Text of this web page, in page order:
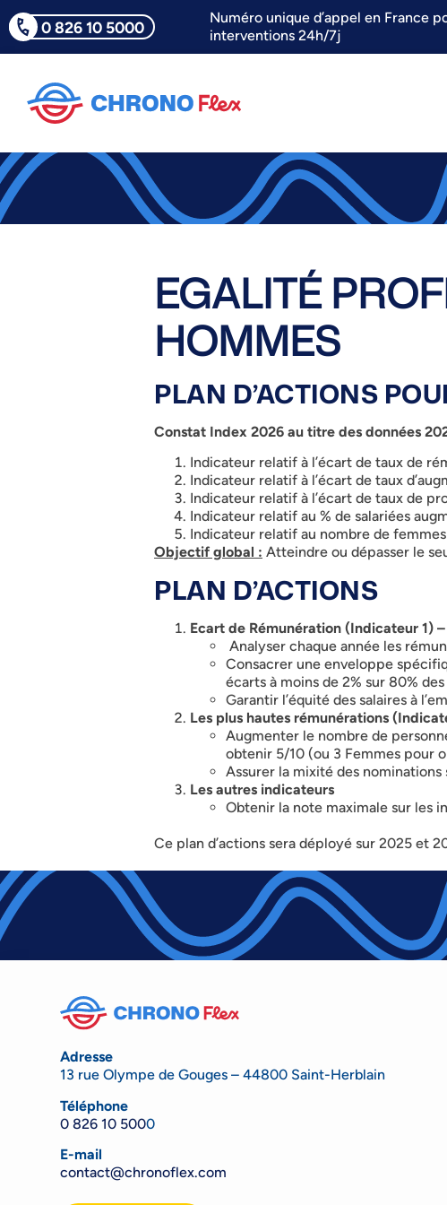
0 826 10 5000
Numéro unique d’appel en France
interventions 24h/7j
EGALITÉ
HOMMES
PLAN D’ACTIONS
Constat Index 2026 au titre des données
Indicateur relatif à l’écart de taux de
Indicateur relatif à l’écart de taux
Indicateur relatif à l’écart de taux de
Indicateur relatif au % de salariées
Indicateur relatif au nombre de
Objectif global : Atteindre ou dépasser le
PLAN D’ACTIONS
Ecart de Rémunération (Indicateur 1)
Analyser chaque année les
Consacrer une enveloppe
écarts à moins de 2% sur 80%
Garantir l’équité des salaires à
Les plus hautes rémunérations
Augmenter le nombre de
obtenir 5/10 (ou 3 Femmes pour
Assurer la mixité des
Les autres indicateurs
Obtenir la note maximale sur les
Ce plan d’actions sera déployé sur 2025 et
Adresse
13 rue Olympe de Gouges – 44800 Saint-Herblain
Téléphone
0 826 10 5000
E-mail
contact@chronoflex.com